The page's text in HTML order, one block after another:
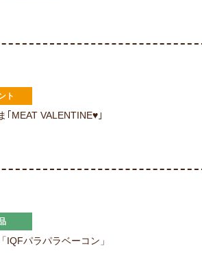
｢MEAT VALENTINE♥｣
IQFパラパラベーコン」